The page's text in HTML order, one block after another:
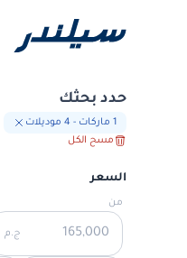
حدد بحثك
1 ماركات -
4 موديلات
مسح الكل
السعر
من
ج.م